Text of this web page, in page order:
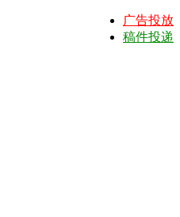
广告投放
稿件投递